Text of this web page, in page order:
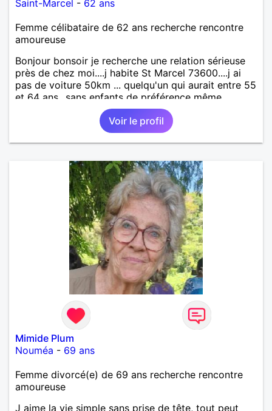
Saint-Marcel - 62 ans
Femme célibataire de 62 ans recherche rencontre
amoureuse
Bonjour bonsoir je recherche une relation sérieuse
près de chez moi....j habite St Marcel 73600....j ai
pas de voiture 50km ... quelqu'un qui aurait entre 55
et 64 ans...sans enfants de préférence même
adultes et qui n aurait garder aucun contact avec
une où plusieurs ex...si vous correspondez à ma
recherche ecrivez moi je vous répondrai...
Voir le profil
Mimide Plum
Nouméa - 69 ans
Femme divorcé(e) de 69 ans recherche rencontre
amoureuse
J aime la vie simple sans prise de tête, tout peut